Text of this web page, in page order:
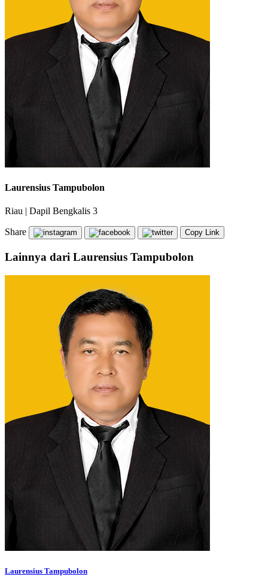
Laurensius Tampubolon
Riau | Dapil Bengkalis 3
Share Copy Link
Lainnya dari Laurensius Tampubolon
Laurensius Tampubolon